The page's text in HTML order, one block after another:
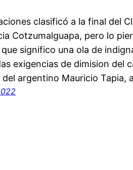
clasificó a la final del
Cotzumalguapa, pero lo
significo una ola de
exigencias de dimision del
argentino Mauricio Tapia,